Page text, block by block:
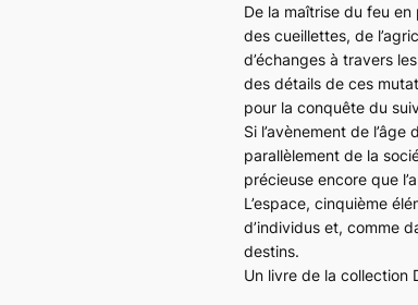
De la maîtrise du feu
des cueillettes, de
d’échanges à travers
des détails de ces
pour la conquête du
Si l’avènement de
parallèlement de la
précieuse encore que
L’espace, cinquième
d’individus et, comme
destins.
Un livre de la collection